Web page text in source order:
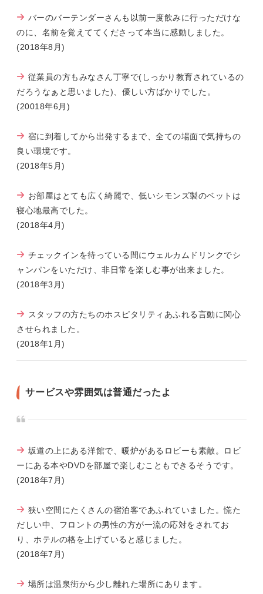
バーのバーテンダーさんも以前一度飲みに行っただけな
のに、名前を覚えててくださって本当に感動しました。
(2018年8月)
従業員の方もみなさん丁寧で(しっかり教育されているの
だろうなぁと思いました)、優しい方ばかりでした。
(20018年6月)
宿に到着してから出発するまで、全ての場面で気持ちの
良い環境です。
(2018年5月)
お部屋はとても広く綺麗で、低いシモンズ製のベットは
寝心地最高でした。
(2018年4月)
チェックインを待っている間にウェルカムドリンクでシ
ャンパンをいただけ、非日常を楽しむ事が出来ました。
(2018年3月)
スタッフの方たちのホスピタリティあふれる言動に関心
させられました。
(2018年1月)
サービスや雰囲気は普通だったよ
坂道の上にある洋館で、暖炉があるロビーも素敵。ロビ
ーにある本やDVDを部屋で楽しむこともできるそうです。
(2018年7月)
狭い空間にたくさんの宿泊客であふれていました。慌た
だしい中、フロントの男性の方が一流の応対をされてお
り、ホテルの格を上げていると感じました。
(2018年7月)
場所は温泉街から少し離れた場所にあります。